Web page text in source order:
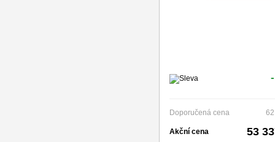
Doporučená cena
Akční cena 53